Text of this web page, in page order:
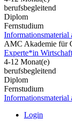
berufsbegleitend
Diplom
Fernstudium
Informationsmaterial
AMC Akademie für
Experte*in
4-12 Monat(e)
berufsbegleitend
Diplom
Fernstudium
Informationsmaterial
Login